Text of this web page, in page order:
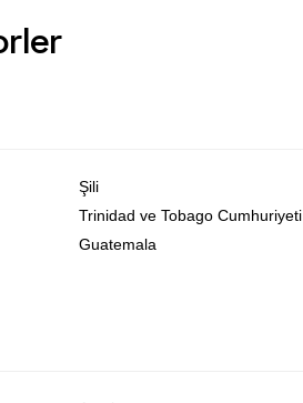
Şili
Trinidad ve Tobago Cumhuriyeti
Guatemala